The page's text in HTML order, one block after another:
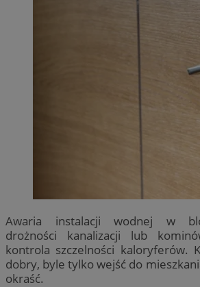
Awaria instalacji wodnej w
drożności kanalizacji lub
kontrola szczelności kaloryferów.
dobry, byle tylko wejść do
okraść.